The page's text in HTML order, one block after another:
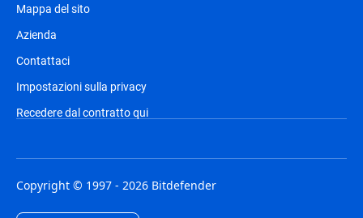
Mappa del sito
Azienda
Contattaci
Impostazioni sulla privacy
Recedere dal contratto qui
Copyright © 1997 - 2026 Bitdefender